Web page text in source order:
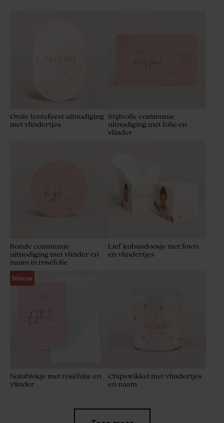
Ovale lentefeest uitnodiging
met vlindertjes
Stijlvolle communie
uitnodiging met folie en
vlinder
Ronde communie
uitnodiging met vlinder en
naam in roséfolie
Lief kubusdoosje met foto's
en vlindertjes
Nieuw
Notablokje met roséfolie en
vlinder
Chipswikkel met vlindertjes
en naam